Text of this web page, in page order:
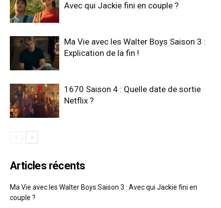
Avec qui Jackie fini en couple ?
Ma Vie avec les Walter Boys Saison 3 :
Explication de la fin !
1670 Saison 4 : Quelle date de sortie
Netflix ?
Articles récents
Ma Vie avec les Walter Boys Saison 3 : Avec qui Jackie fini en
couple ?